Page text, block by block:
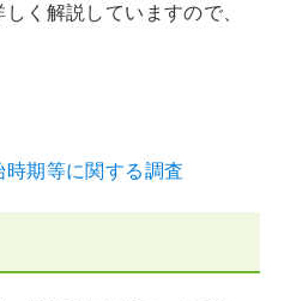
く解説していますので、
期等に関する調査